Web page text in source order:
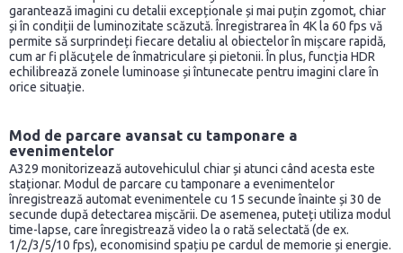
garantează imagini cu detalii excepționale și mai puțin zgomot, chiar
și în condiții de luminozitate scăzută. Înregistrarea în 4K la 60 fps vă
permite să surprindeți fiecare detaliu al obiectelor în mișcare rapidă,
cum ar fi plăcuțele de înmatriculare și pietonii. În plus, funcția HDR
echilibrează zonele luminoase și întunecate pentru imagini clare în
orice situație.
Mod de parcare avansat cu tamponare a
evenimentelor
A329 monitorizează autovehiculul chiar și atunci când acesta este
staționar. Modul de parcare cu tamponare a evenimentelor
înregistrează automat evenimentele cu 15 secunde înainte și 30 de
secunde după detectarea mișcării. De asemenea, puteți utiliza modul
time-lapse, care înregistrează video la o rată selectată (de ex.
1/2/3/5/10 fps), economisind spațiu pe cardul de memorie și energie.